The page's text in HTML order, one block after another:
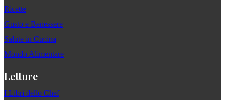
Ricette
Gusto e Benessere
Salute in Cucina
Mondo Alimentare
Letture
I Libri dello Chef